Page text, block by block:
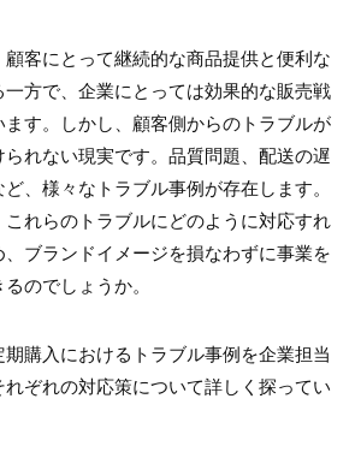
客にとって継続的な商品提供と便利な
方で、企業にとっては効果的な販売戦
す。しかし、顧客側からのトラブルが
れない現実です。品質問題、配送の遅
、様々なトラブル事例が存在します。
れらのトラブルにどのように対応すれ
ブランドイメージを損なわずに事業を
のでしょうか。
購入におけるトラブル事例を企業担当
ぞれの対応策について詳しく探ってい